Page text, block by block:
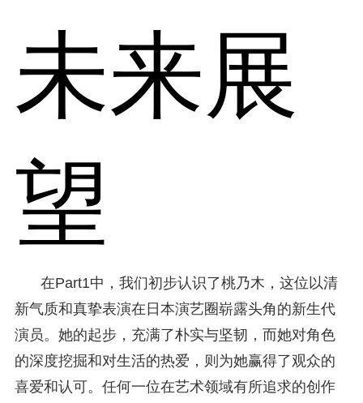
未来展
望
在Part1中，我们初步认识了桃乃木，这位以清
新气质和真挚表演在日本演艺圈崭露头角的新生代
演员。她的起步，充满了朴实与坚韧，而她对角色
的深度挖掘和对生活的热爱，则为她赢得了观众的
喜爱和认可。任何一位在艺术领域有所追求的创作